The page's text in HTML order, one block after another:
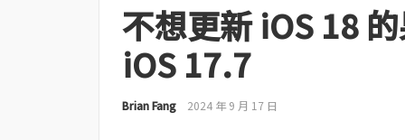
不想更新 iOS 18
iOS 17.7
Brian Fang 2024 年 9 月 17 日